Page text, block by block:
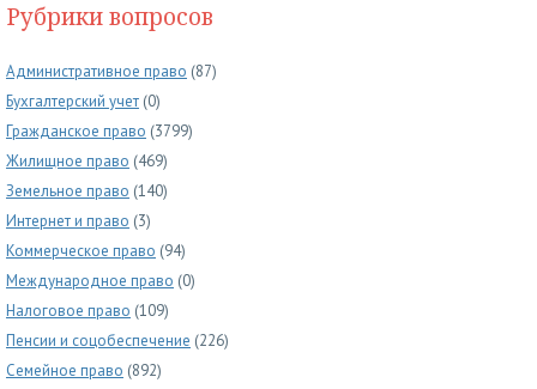
Рубрики вопросов
Административное право (87)
Бухгалтерский учет (0)
Гражданское право (3799)
Жилищное право (469)
Земельное право (140)
Интернет и право (3)
Коммерческое право (94)
Международное право (0)
Налоговое право (109)
Пенсии и соцобеспечение (226)
Семейное право (892)